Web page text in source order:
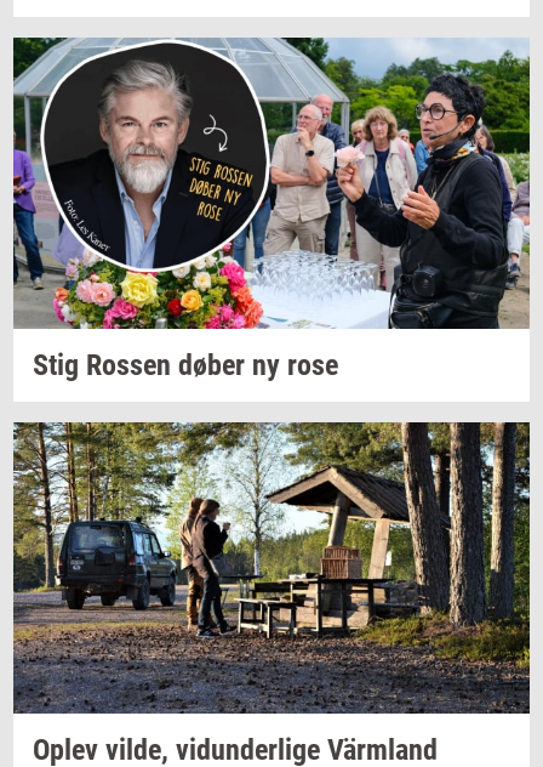
Stig Ros­sen døber ny rose
Oplev vilde, vi­dun­der­li­ge Värmland